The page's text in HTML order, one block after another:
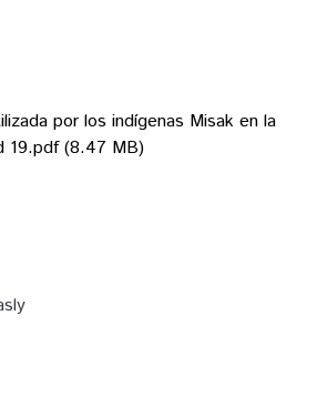
por los indígenas Misak en la
19.pdf(8.47 MB)